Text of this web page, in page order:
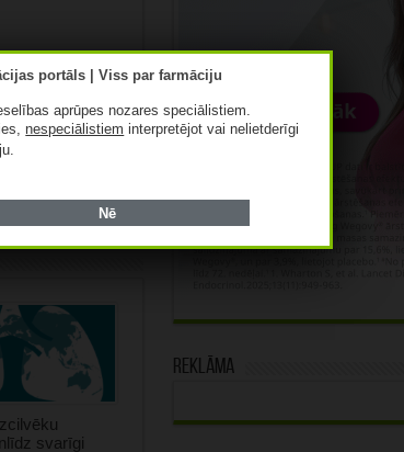
plānu
svarīgi
Reklāma
aprūpes nozares speciālistiem.
nespeciālistiem interpretējot vai nelietderīgi
Nē